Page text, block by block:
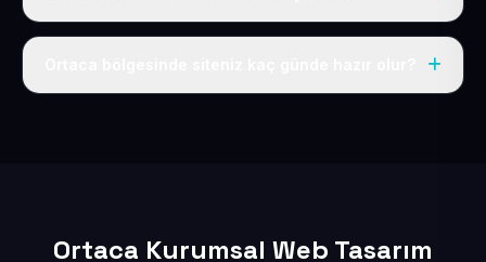
Tek fiyat uygulanır: yıllık 50 USD + KDV. Bu bedele alan
Ortaca Kurumsal Web Tasarım